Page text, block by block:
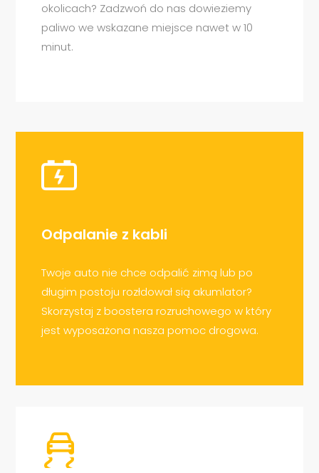
okolicach? Zadzwoń do nas dowieziemy
paliwo we wskazane miejsce nawet w 10
minut.
Odpalanie z kabli
Twoje auto nie chce odpalić zimą lub po
długim postoju rozłdował sią akumlator?
Skorzystaj z boostera rozruchowego w który
jest wyposażona nasza pomoc drogowa.